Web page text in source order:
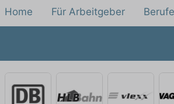
Home Für Arbeitgeber Berufe